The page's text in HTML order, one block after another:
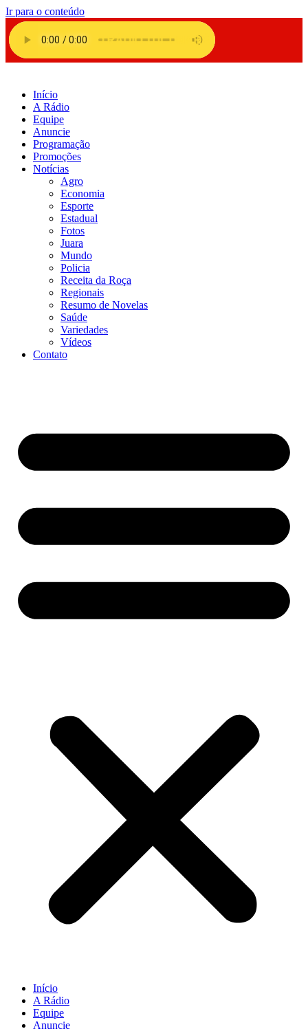
Ir para o conteúdo
Início
A Rádio
Equipe
Anuncie
Programação
Promoções
Notícias
Agro
Economia
Esporte
Estadual
Fotos
Juara
Mundo
Policia
Receita da Roça
Regionais
Resumo de Novelas
Saúde
Variedades
Vídeos
Contato
Início
A Rádio
Equipe
Anuncie